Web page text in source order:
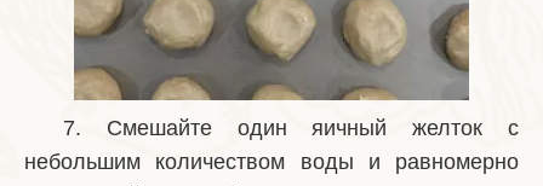
7. Смешайте один яичный желток с
небольшим количеством воды и равномерно